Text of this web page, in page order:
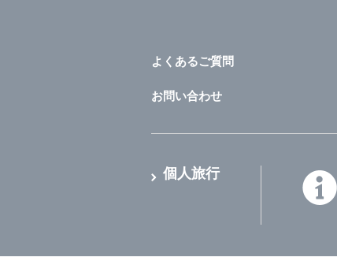
よくあるご質問
お問い合わせ
個人旅行